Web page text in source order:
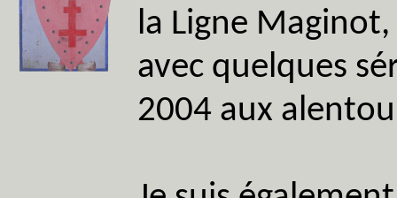
la Ligne
avec quelques
2004 aux